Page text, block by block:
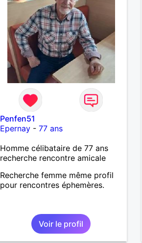
Penfen51
Epernay- 77 ans
Homme célibataire de 77 ans
recherche rencontre amicale
Recherche femme même profil
pour rencontres éphemères.
Voir le profil